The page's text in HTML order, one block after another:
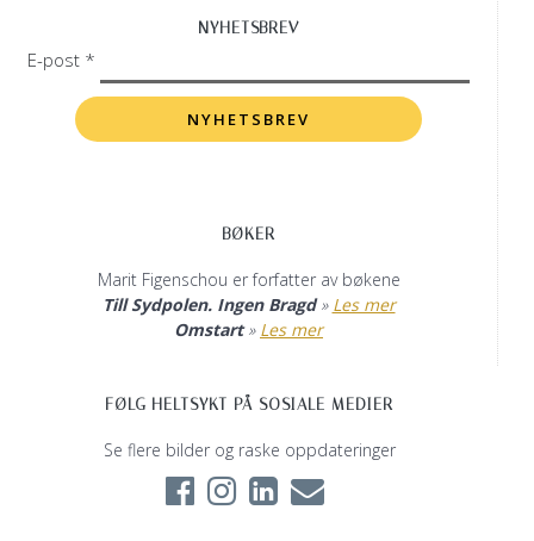
NYHETSBREV
E-post *
BØKER
Marit Figenschou er forfatter av bøkene
Till Sydpolen. Ingen Bragd» Les mer
Omstart» Les mer
FØLG HELTSYKT PÅ SOSIALE MEDIER
Se flere bilder og raske oppdateringer